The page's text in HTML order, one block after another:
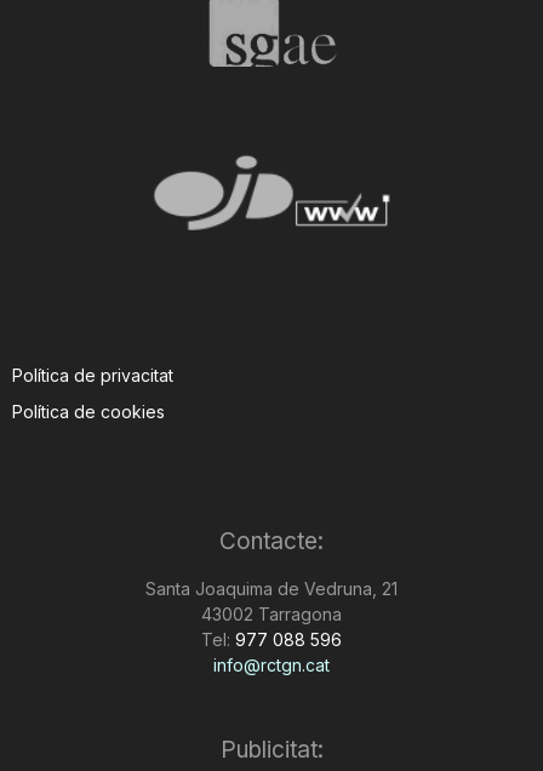
g
Política de privacitat
Política de cookies
Contacte:
Santa Joaquima de Vedruna, 21
43002 Tarragona
Tel: 977 088 596
info@rctgn.cat
Publicitat: